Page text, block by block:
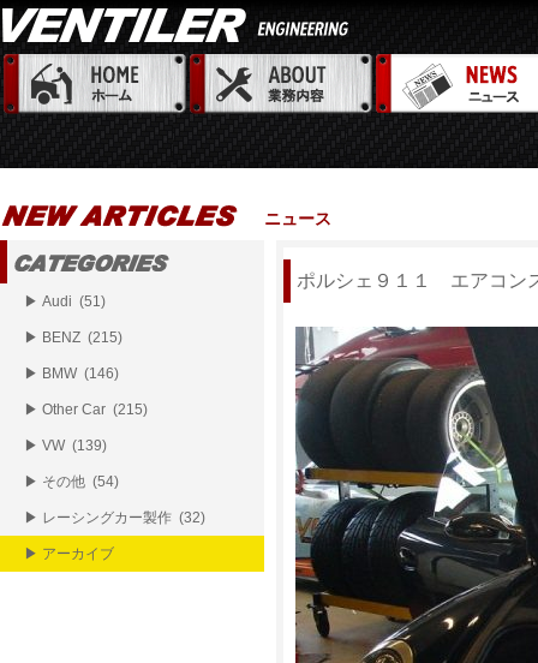
ニュース
ポルシェ９１１ エアコン
▶ Audi (51)
▶ BENZ (215)
▶ BMW (146)
▶ Other Car (215)
▶ VW (139)
▶ その他 (54)
▶ レーシングカー製作 (32)
▶ アーカイブ